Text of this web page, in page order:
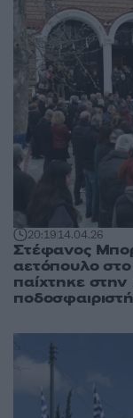
20:1914.04.26
Στέφανος
αετόπουλο
παίχτηκε
ποδοσφαιριστή